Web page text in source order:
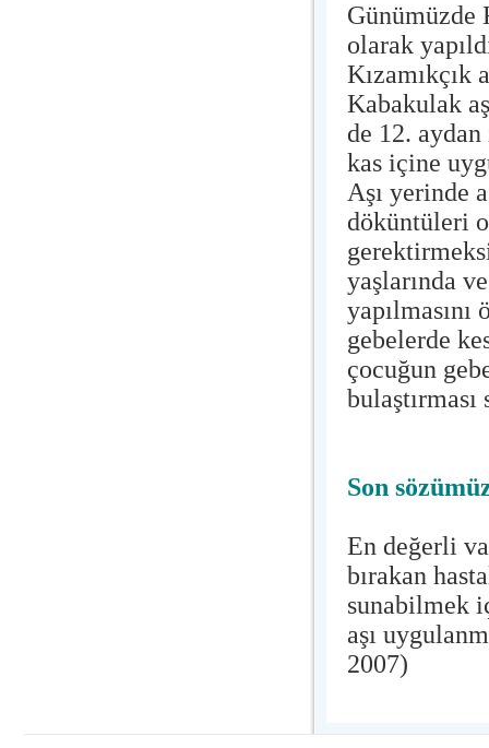
Günümüzde
olarak
Kızamıkçık
Kabakulak
de 12.
kas içine
Aşı yerinde
döküntüleri
yaşlarında
yapılmasını
gebelerde
çocuğun
Son
En değerli
bırakan
sunabilmek
aşı
2007)